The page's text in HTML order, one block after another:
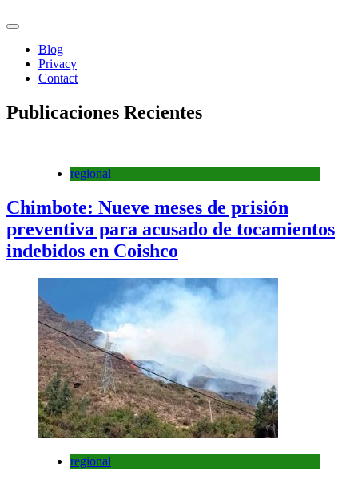
Blog
Privacy
Contact
Publicaciones Recientes
regional
Chimbote: Nueve meses de prisión
preventiva para acusado de tocamientos
indebidos en Coishco
regional